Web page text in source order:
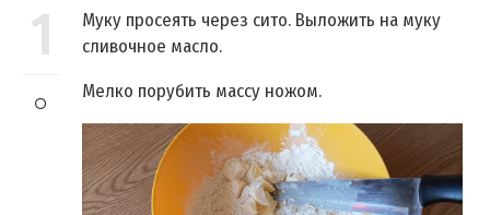
1
Муку просеять через сито. Выложить на муку
сливочное масло.
Мелко порубить массу ножом.